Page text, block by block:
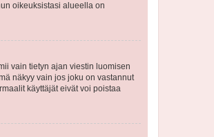
oikeuksistasi alueella on
vain tietyn ajan viestin luomisen
näkyy vain jos joku on vastannut
käyttäjät eivät voi poistaa